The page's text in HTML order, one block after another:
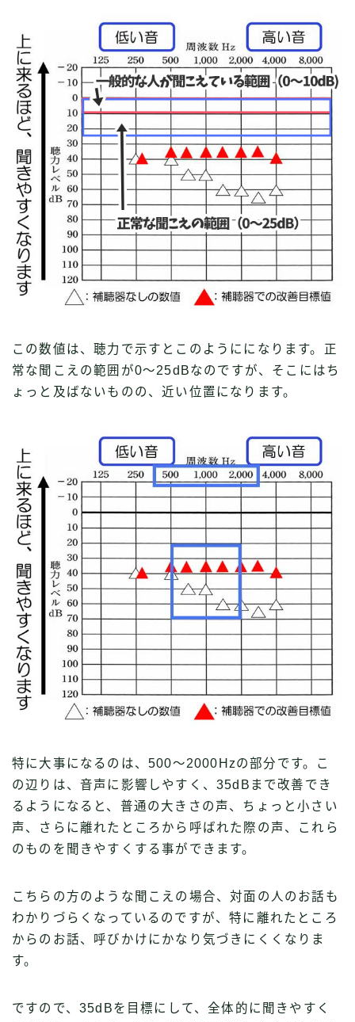
この数値は、聴力で示すとこのようにになります。正
常な聞こえの範囲が0〜25dBなのですが、そこにはち
ょっと及ばないものの、近い位置になります。
特に大事になるのは、500〜2000Hzの部分です。こ
の辺りは、音声に影響しやすく、35dBまで改善でき
るようになると、普通の大きさの声、ちょっと小さい
声、さらに離れたところから呼ばれた際の声、これら
のものを聞きやすくする事ができます。
こちらの方のような聞こえの場合、対面の人のお話も
わかりづらくなっているのですが、特に離れたところ
からのお話、呼びかけにかなり気づきにくくなりま
す。
ですので、35dBを目標にして、全体的に聞きやすく